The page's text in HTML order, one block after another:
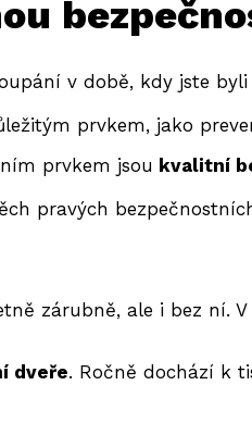
v době, kdy jste
prvkem, jako
prvkem jsou kvalitní
pravých
zárubně, ale i bez ní.
dveře. Ročně dochází k